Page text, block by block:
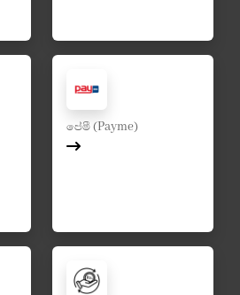
පේමී (Payme)